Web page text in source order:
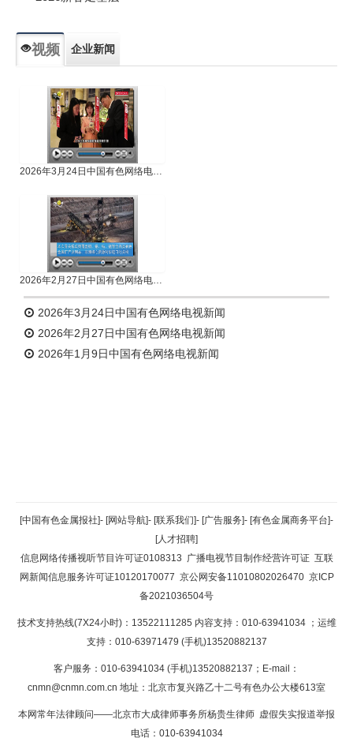
视频 企业新闻
2026年3月24日中国有色网络电视新闻
2026年2月27日中国有色网络电视新闻
2026年3月24日中国有色网络电视新闻
2026年2月27日中国有色网络电视新闻
2026年1月9日中国有色网络电视新闻
返回顶部
返回首页
[中国有色金属报社]- [网站导航]- [联系我们]- [广告服务]- [有色金属商务平台]-
[人才招聘]
信息网络传播视听节目许可证0108313 广播电视节目制作经营许可证 互联
网新闻信息服务许可证10120170077 京公网安备11010802026470 京ICP
备2021036504号
技术支持热线(7X24小时)：13522111285 内容支持：010-63941034 ；运维
支持：010-63971479 (手机)13520882137
客户服务：010-63941034 (手机)13520882137；E-mail：
cnmn@cnmn.com.cn 地址：北京市复兴路乙十二号有色办公大楼613室
本网常年法律顾问——北京市大成律师事务所杨贵生律师 虚假失实报道举报
电话：010-63941034